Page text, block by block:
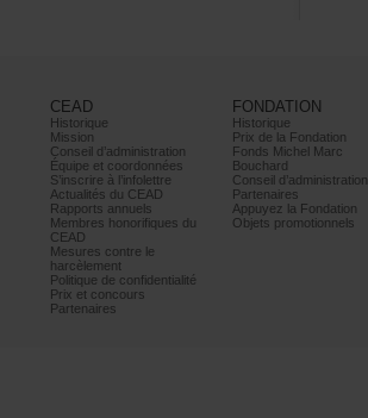
CEAD
Historique
Mission
Conseild’administration
Équipeetcoordonnées
S’inscrireàl’infolettre
ActualitésduCEAD
Rapportsannuels
Membreshonorifiquesdu
CEAD
Mesurescontrele
harcèlement
Politiquedeconfidentialité
Prixetconcours
Partenaires
FONDATION
Historique
PrixdelaFondation
FondsMichelMarc
Bouchard
Conseild’administration
Partenaires
AppuyezlaFondation
Objetspromotionnels